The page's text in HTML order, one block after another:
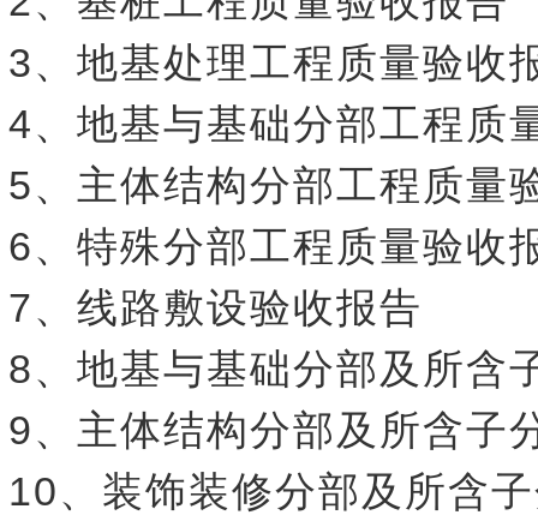
3、地基处理工程质量验收
4、地基与基础分部工程质
5、主体结构分部工程质量
6、特殊分部工程质量验收
7、线路敷设验收报告
8、地基与基础分部及所含
9、主体结构分部及所含子
10、装饰装修分部及所含